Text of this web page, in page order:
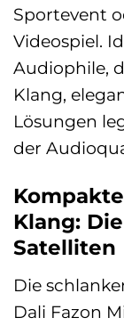
Sportevent
Videospiel.
Audiophile,
Klang,
Lösungen
der
Klang:
Satelliten
Die
Dali Fazon